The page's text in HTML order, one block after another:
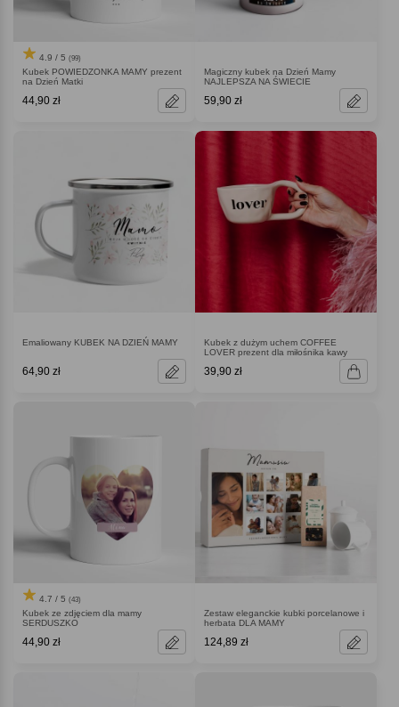
4.9 / 5 (99)
Kubek POWIEDZONKA MAMY prezent
na Dzień Matki
44,90 zł
Magiczny kubek na Dzień Mamy
NAJLEPSZA NA ŚWIECIE
59,90 zł
Emaliowany KUBEK NA DZIEŃ MAMY
64,90 zł
Kubek z dużym uchem COFFEE
LOVER prezent dla miłośnika kawy
39,90 zł
4.7 / 5 (43)
Kubek ze zdjęciem dla mamy
SERDUSZKO
44,90 zł
Zestaw eleganckie kubki porcelanowe i
herbata DLA MAMY
124,89 zł